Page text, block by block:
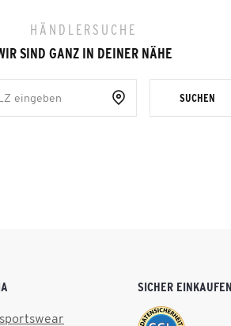
HÄNDLERSUCHE
SIND GANZ IN DEINER NÄHE
SUCHEN
SICHER EINKAUFEN